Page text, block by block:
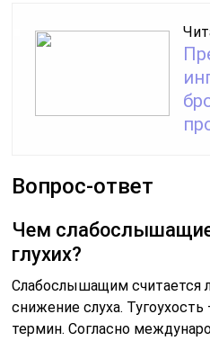
Вопрос-ответ
Чем
глухих?
Слабослышащим
снижение слуха.
термин. Согласно